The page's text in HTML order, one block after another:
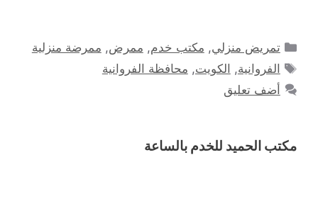
التصنيفات
تمريض منزلي, مكتب خدم, ممرض, ممرضة منزلية
الوسوم
الفروانية, الكويت, محافظة الفروانية
أضف تعليق
مكتب الحميد للخدم بالساعة